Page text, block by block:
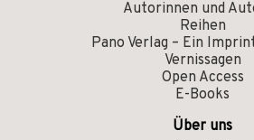
Autorinnen und
Reihen
Pano Verlag – Ein
Vernissagen
Open Access
E-Books
Über uns